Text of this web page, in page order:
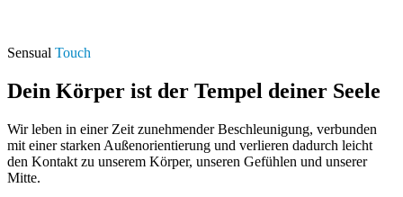
Sensual Touch
Dein Körper ist der Tempel deiner Seele
Wir leben in einer Zeit zunehmender Beschleunigung, verbunden
mit einer starken Außenorientierung und verlieren dadurch leicht
den Kontakt zu unserem Körper, unseren Gefühlen und unserer
Mitte.